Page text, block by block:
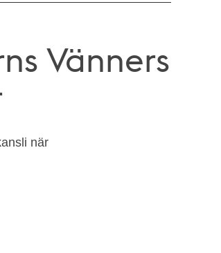
Vänners
när